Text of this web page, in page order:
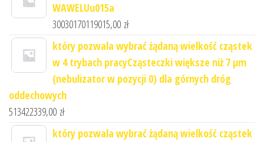
WAWELUu015a
30030170119015,00 zł
który pozwala wybrać żądaną wielkość cząstek
w 4 trybach pracyCząsteczki większe niż 7 μm
(nebulizator w pozycji 0) dla górnych dróg
oddechowych
513422339,00 zł
który pozwala wybrać żądaną wielkość cząstek